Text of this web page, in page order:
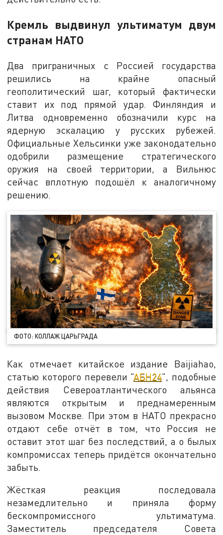
Кремль выдвинул ультиматум двум
странам НАТО
Два приграничных с Россией государства
решились на крайне опасный
геополитический шаг, который фактически
ставит их под прямой удар. Финляндия и
Литва одновременно обозначили курс на
ядерную эскалацию у русских рубежей.
Официальные Хельсинки уже законодательно
одобрили размещение стратегического
оружия на своей территории, а Вильнюс
сейчас вплотную подошёл к аналогичному
решению.
ФОТО: КОЛЛАЖ ЦАРЬГРАДА
Как отмечает китайское издание Baijiahao,
статью которого перевели "АБН24", подобные
действия Североатлантического альянса
являются открытым и преднамеренным
вызовом Москве. При этом в НАТО прекрасно
отдают себе отчёт в том, что Россия не
оставит этот шаг без последствий, а о былых
компромиссах теперь придётся окончательно
забыть.
Жёсткая реакция последовала
незамедлительно и приняла форму
бескомпромиссного ультиматума.
Заместитель председателя Совета